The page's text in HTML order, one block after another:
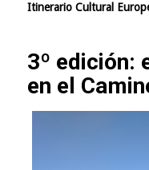
Itinerario Cultural
3º edición:
en el